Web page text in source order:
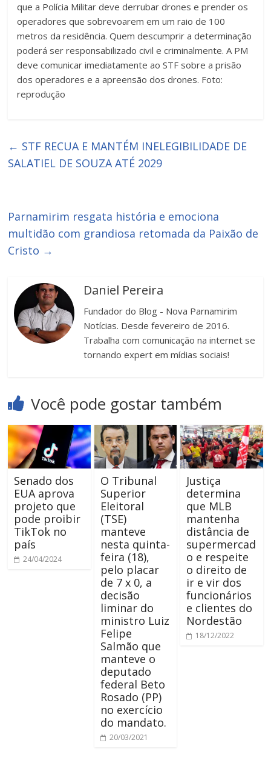
que a Polícia Militar deve derrubar drones e prender os
operadores que sobrevoarem em um raio de 100
metros da residência. Quem descumprir a determinação
poderá ser responsabilizado civil e criminalmente. A PM
deve comunicar imediatamente ao STF sobre a prisão
dos operadores e a apreensão dos drones. Foto:
reprodução
← STF RECUA E MANTÉM INELEGIBILIDADE DE
SALATIEL DE SOUZA ATÉ 2029
Parnamirim resgata história e emociona
multidão com grandiosa retomada da Paixão de
Cristo →
Daniel Pereira
Fundador do Blog - Nova Parnamirim
Notícias. Desde fevereiro de 2016.
Trabalha com comunicação na internet se
tornando expert em mídias sociais!
Você pode gostar também
Senado dos
EUA aprova
projeto que
pode proibir
TikTok no
país
24/04/2024
O Tribunal
Superior
Eleitoral
(TSE)
manteve
nesta quinta-
feira (18),
pelo placar
de 7 x 0, a
decisão
liminar do
ministro Luiz
Felipe
Salmão que
manteve o
deputado
federal Beto
Rosado (PP)
no exercício
do mandato.
20/03/2021
Justiça
determina
que MLB
mantenha
distância de
supermercad
o e respeite
o direito de
ir e vir dos
funcionários
e clientes do
Nordestão
18/12/2022